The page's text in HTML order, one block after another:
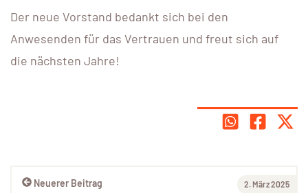
Der neue Vorstand bedankt sich bei den
Anwesenden für das Vertrauen und freut sich auf
die nächsten Jahre!
Neuerer Beitrag 2. März 2025